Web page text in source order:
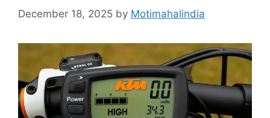
December 18, 2025 by Motimahalindia